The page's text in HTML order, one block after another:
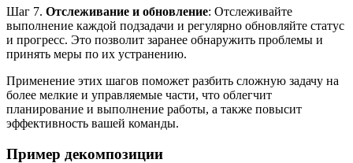
Шаг 7. Отслеживание и обновление: Отслеживайте
выполнение каждой подзадачи и регулярно обновляйте статус
и прогресс. Это позволит заранее обнаружить проблемы и
принять меры по их устранению.
Применение этих шагов поможет разбить сложную задачу на
более мелкие и управляемые части, что облегчит
планирование и выполнение работы, а также повысит
эффективность вашей команды.
Пример декомпозиции